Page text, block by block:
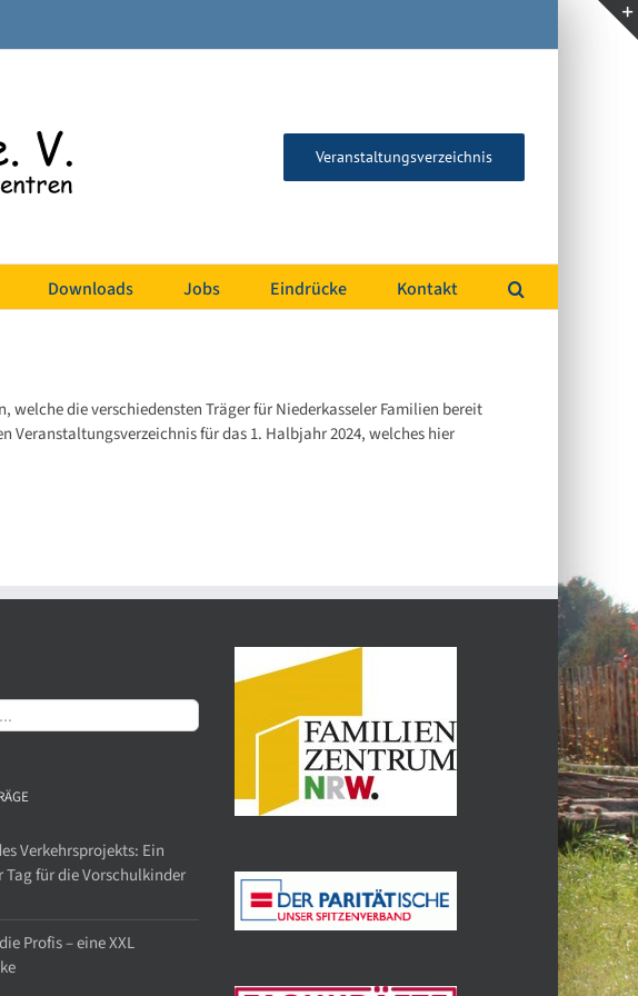
Veranstaltungsverzeichnis
Downloads Jobs Eindrücke Kontakt
die verschiedensten Träger für Niederkasseler Familien bereit
Veranstaltungsverzeichnis für das 1. Halbjahr 2024, welches hier
Verkehrsprojekts: Ein
Tag für die Vorschulkinder
Profis – eine XXL